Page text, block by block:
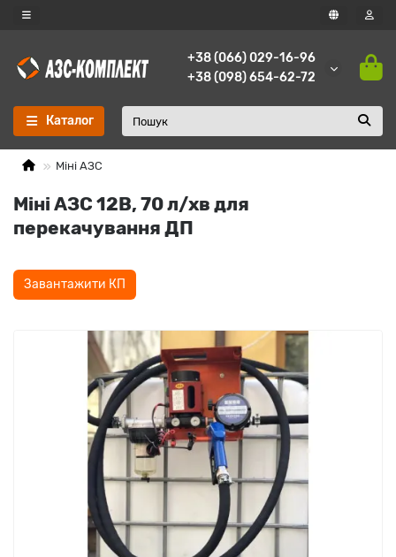
+38 (066) 029-16-96
+38 (098) 654-62-72
Каталог
Міні АЗС
Міні АЗС 12В, 70 л/хв для
перекачування ДП
Завантажити КП